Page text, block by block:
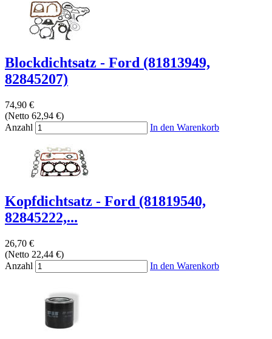
Blockdichtsatz - Ford (81813949,
82845207)
74,90 €
(Netto 62,94 €)
Anzahl
In den Warenkorb
Kopfdichtsatz - Ford (81819540,
82845222,...
26,70 €
(Netto 22,44 €)
Anzahl
In den Warenkorb